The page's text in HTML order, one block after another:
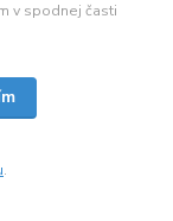
v spodnej časti
.